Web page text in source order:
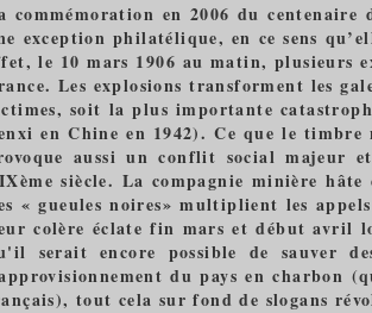
commémoration en 2006 du
exception philatélique, en ce sens
le 10 mars 1906 au matin, plusieurs
Les explosions transforment les
soit la plus importante
en Chine en 1942). Ce que le timbre
aussi un conflit social majeur
siècle. La compagnie minière
« gueules noires» multiplient les
colère éclate fin mars et début avril
serait encore possible de sauver
du pays en charbon
tout cela sur fond de slogans